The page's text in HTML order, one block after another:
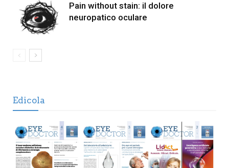
Pain without stain: il dolore
neuropatico oculare
Edicola